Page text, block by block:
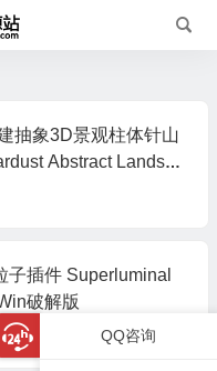
抽象3D景观柱体针山
Abstract Landsca
子插件 Superluminal
破解版
QQ咨询